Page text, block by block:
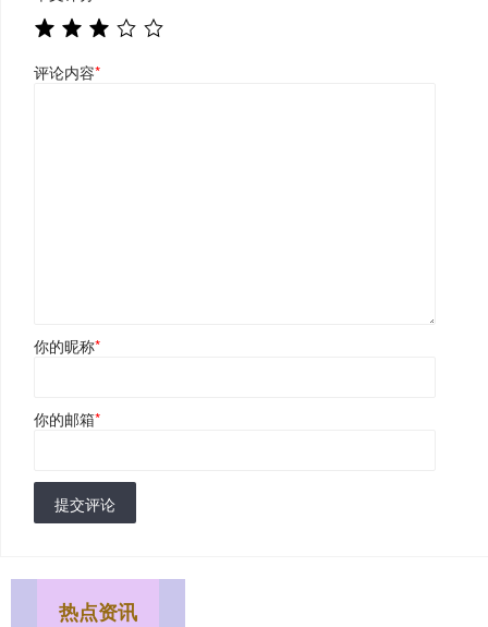
评论内容*
你的昵称*
你的邮箱*
提交评论
热点资讯